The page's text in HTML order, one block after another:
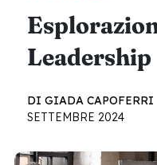
Leadership
DI GIADA CAPOFERRI
SETTEMBRE 2024